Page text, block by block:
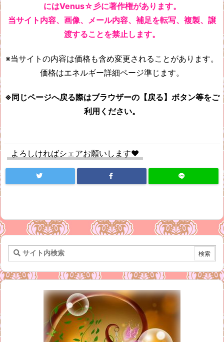
にはVenus☆彡に著作権があります。
当サイト内容、画像、メール内容、補足を転写、複製、譲
渡することを禁止します。
※当サイトの内容は価格も含め変更されることがあります。
価格はエネルギー詳細ページ準じます。
※同じページへ戻る際はブラウザーの【戻る】ボタン等をご
利用ください。
よろしければシェアお願いします♥